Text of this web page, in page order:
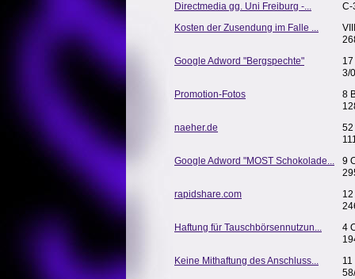
Directmedia gg. Uni Freiburg -...
C-
Kosten der Zusendung im Falle ...
Google Adword "Bergspechte"
3/
Promotion-Fotos
8
naeher.de
52
Google Adword "MOST Schokolade...
9
rapidshare.com
12
Haftung für Tauschbörsennutzun...
4
Keine Mithaftung des Anschluss...
11